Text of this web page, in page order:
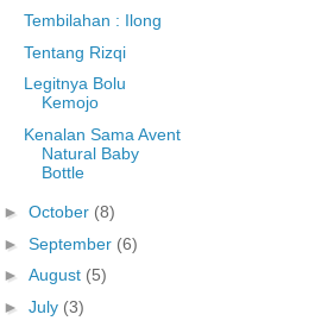
Tembilahan : Ilong
Tentang Rizqi
Legitnya Bolu
Kemojo
Kenalan Sama Avent
Natural Baby
Bottle
► October (8)
► September (6)
► August (5)
► July (3)